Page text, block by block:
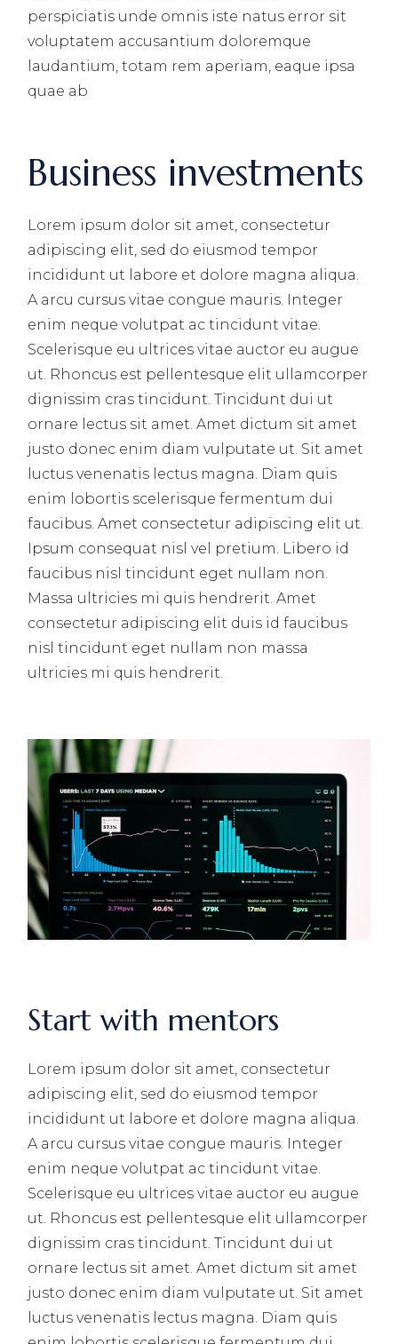
perspiciatis unde omnis iste natus error sit
voluptatem accusantium doloremque
laudantium, totam rem aperiam, eaque ipsa
quae ab
Business investments
Lorem ipsum dolor sit amet, consectetur
adipiscing elit, sed do eiusmod tempor
incididunt ut labore et dolore magna aliqua.
A arcu cursus vitae congue mauris. Integer
enim neque volutpat ac tincidunt vitae.
Scelerisque eu ultrices vitae auctor eu augue
ut. Rhoncus est pellentesque elit ullamcorper
dignissim cras tincidunt. Tincidunt dui ut
ornare lectus sit amet. Amet dictum sit amet
justo donec enim diam vulputate ut. Sit amet
luctus venenatis lectus magna. Diam quis
enim lobortis scelerisque fermentum dui
faucibus. Amet consectetur adipiscing elit ut.
Ipsum consequat nisl vel pretium. Libero id
faucibus nisl tincidunt eget nullam non.
Massa ultricies mi quis hendrerit. Amet
consectetur adipiscing elit duis id faucibus
nisl tincidunt eget nullam non massa
ultricies mi quis hendrerit.
Start with mentors
Lorem ipsum dolor sit amet, consectetur
adipiscing elit, sed do eiusmod tempor
incididunt ut labore et dolore magna aliqua.
A arcu cursus vitae congue mauris. Integer
enim neque volutpat ac tincidunt vitae.
Scelerisque eu ultrices vitae auctor eu augue
ut. Rhoncus est pellentesque elit ullamcorper
dignissim cras tincidunt. Tincidunt dui ut
ornare lectus sit amet. Amet dictum sit amet
justo donec enim diam vulputate ut. Sit amet
luctus venenatis lectus magna. Diam quis